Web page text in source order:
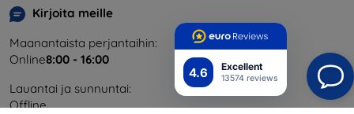
4.6 Excellent
13574 reviews
Kirjoita meille
Maanantaista perjantaihin:
Online8:00 - 16:00
Lauantai ja sunnuntai:
Offline